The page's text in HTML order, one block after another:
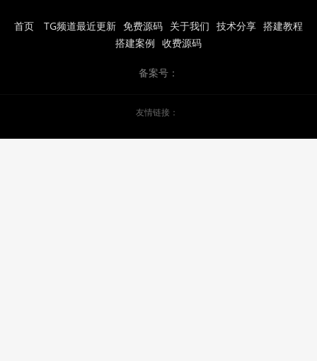
首页 TG频道最近更新 免费源码 关于我们 技术分享 搭建教程
搭建案例 收费源码
备案号：
友情链接：